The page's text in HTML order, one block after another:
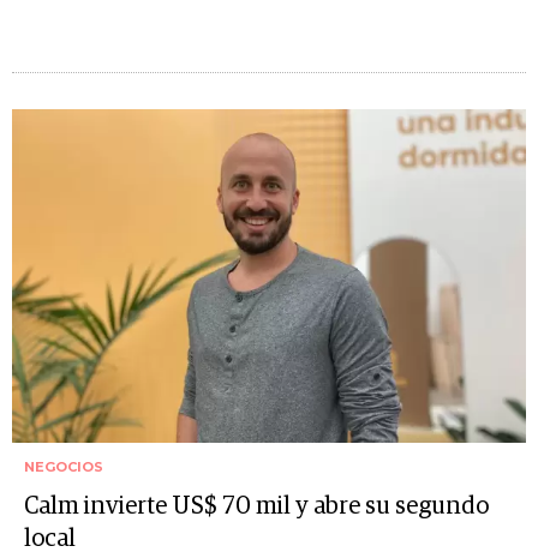
NEGOCIOS
Calm invierte US$ 70 mil y abre su segundo
local